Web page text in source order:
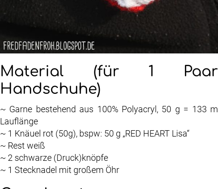
Material (für 1 Paar
Handschuhe)
~ Garne bestehend aus 100% Polyacryl, 50 g = 133 m
Lauflänge
~ 1 Knäuel rot (50g), bspw: 50 g „RED HEART Lisa“
~ Rest weiß
~ 2 schwarze (Druck)knöpfe
~ 1 Stecknadel mit großem Öhr